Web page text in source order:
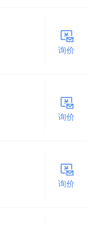
询价
询价
询价